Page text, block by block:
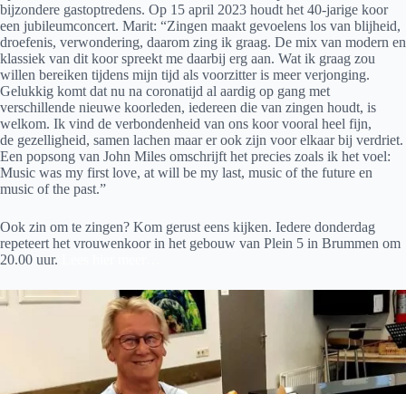
bijzondere gastoptredens. Op 15 april 2023 houdt het 40-jarige koor
een jubileumconcert. Marit: “Zingen maakt gevoelens los van blijheid,
droefenis, verwondering, daarom zing ik graag. De mix van modern en
klassiek van dit koor spreekt me daarbij erg aan. Wat ik graag zou
willen bereiken tijdens mijn tijd als voorzitter is meer verjonging.
Gelukkig komt dat nu na coronatijd al aardig op gang met
verschillende nieuwe koorleden, iedereen die van zingen houdt, is
welkom. Ik vind de verbondenheid van ons koor vooral heel fijn,
de gezelligheid, samen lachen maar er ook zijn voor elkaar bij verdriet.
Een popsong van John Miles omschrijft het precies zoals ik het voel:
Music was my first love, at will be my last, music of the future en
music of the past.”
Ook zin om te zingen? Kom gerust eens kijken. Iedere donderdag
repeteert het vrouwenkoor in het gebouw van Plein 5 in Brummen om
20.00 uur.